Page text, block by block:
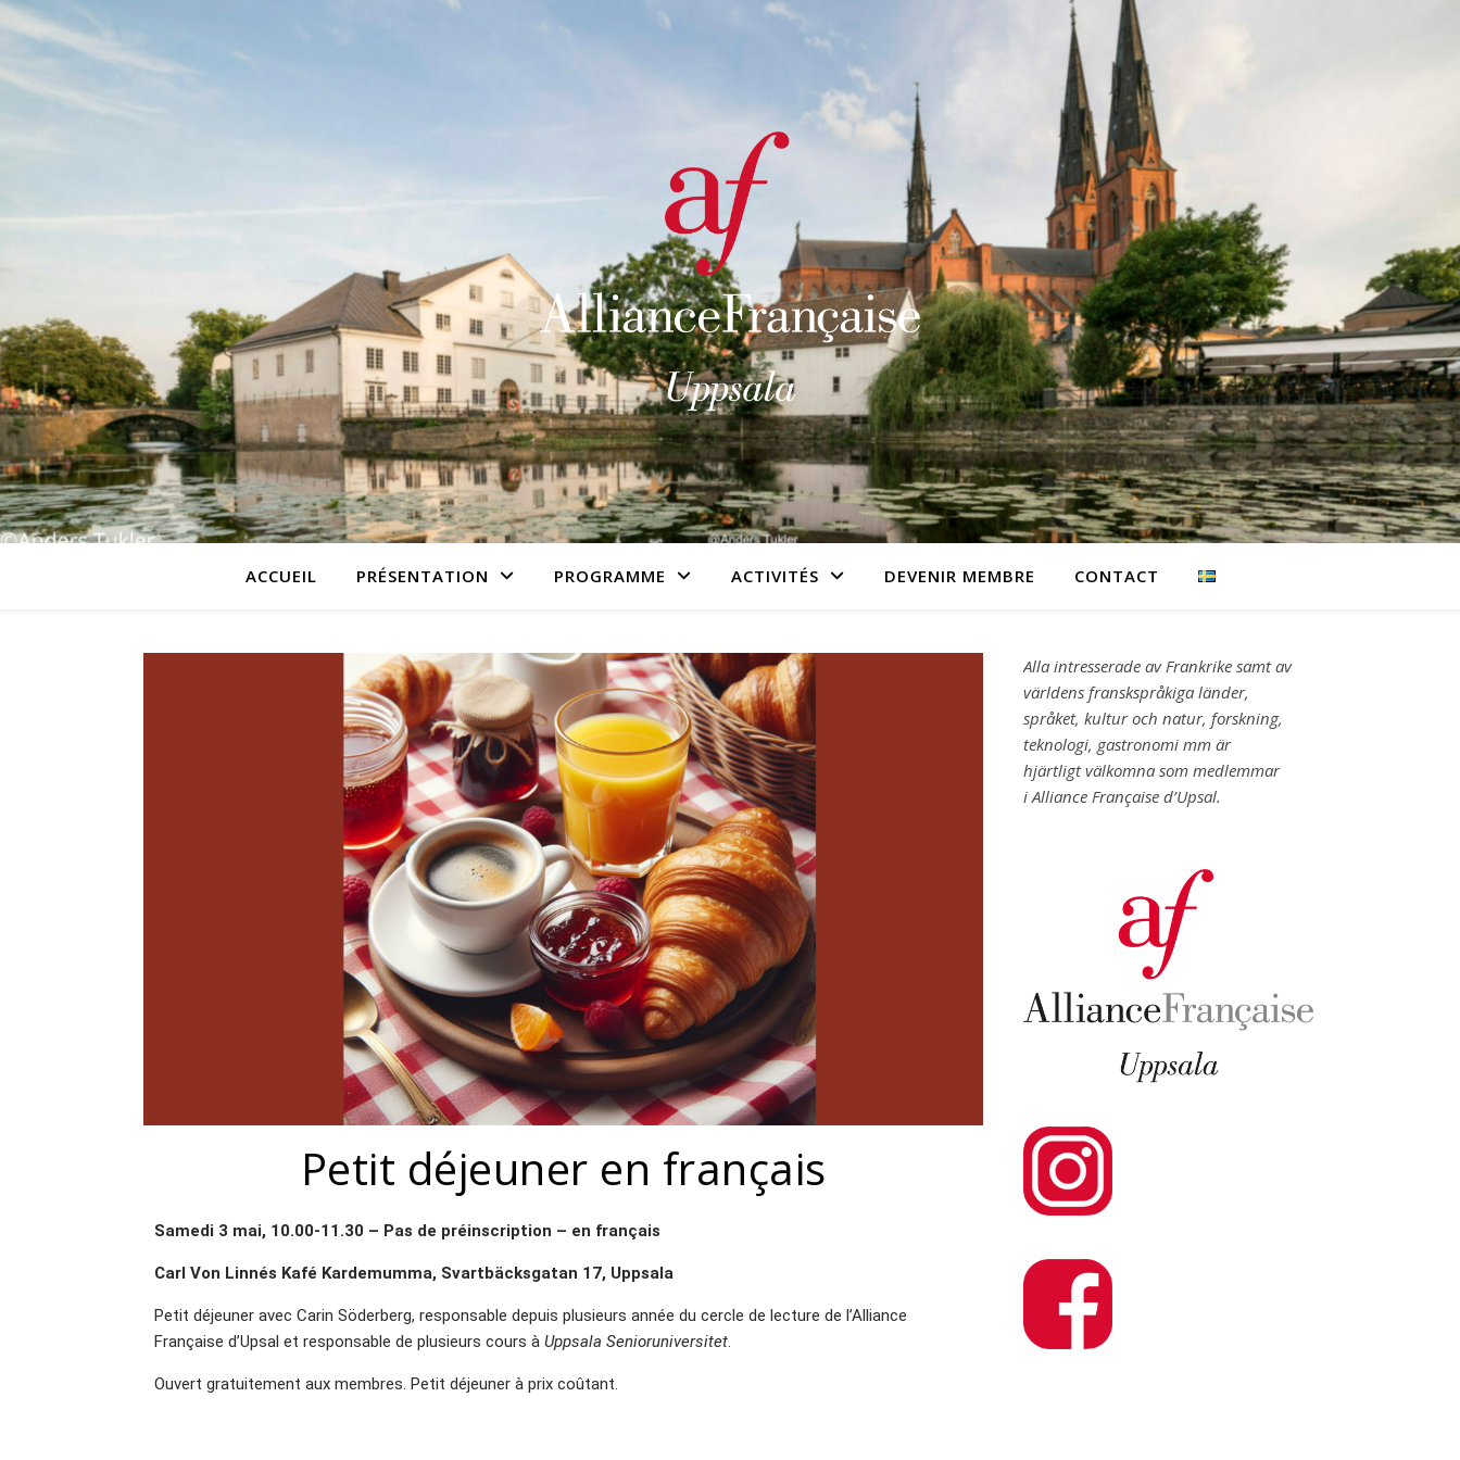
ACCUEIL PRÉSENTATION PROGRAMME ACTIVITÉS DEVENIR MEMBRE CONTACT
Petit déjeuner en français
Samedi 3 mai, 10.00-11.30 – Pas de préinscription – en français
Carl Von Linnés Kafé Kardemumma, Svartbäcksgatan 17, Uppsala
Petit déjeuner avec Carin Söderberg, responsable depuis plusieurs année du cercle de lecture de l’Alliance
Française d’Upsal et responsable de plusieurs cours à Uppsala Senioruniversitet.
Ouvert gratuitement aux membres. Petit déjeuner à prix coûtant.
Alla intresserade av Frankrike samt av
världens franskspråkiga länder,
språket, kultur och natur, forskning,
teknologi, gastronomi mm är
hjärtligt välkomna som medlemmar
i Alliance Française d’Upsal.